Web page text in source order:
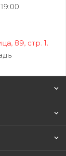
89, стр. 1.